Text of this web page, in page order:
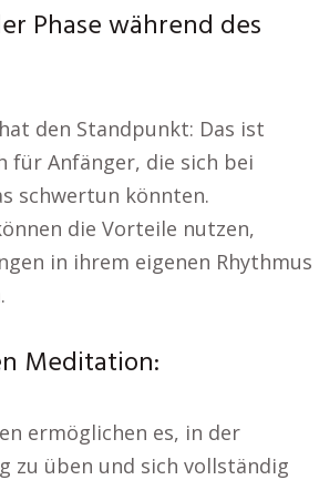
Phase während des
den Standpunkt: Das ist
für Anfänger, die sich bei
schwertun könnten.
die Vorteile nutzen,
in ihrem eigenen Rhythmus
Meditation:
ermöglichen es, in der
zu üben und sich vollständig